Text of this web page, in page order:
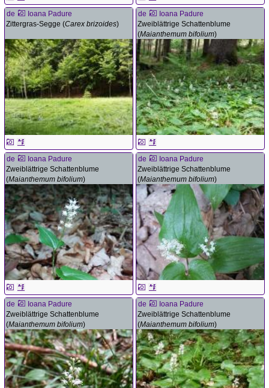
de
Ioana Padure
Zittergras-Segge (Carex brizoides)
de
Ioana Padure
Zweiblättrige Schattenblume
(Maianthemum bifolium)
de
Ioana Padure
Zweiblättrige Schattenblume
(Maianthemum bifolium)
de
Ioana Padure
Zweiblättrige Schattenblume
(Maianthemum bifolium)
de
Ioana Padure
Zweiblättrige Schattenblume
(Maianthemum bifolium)
de
Ioana Padure
Zweiblättrige Schattenblume
(Maianthemum bifolium)